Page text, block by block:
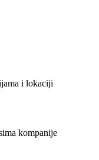
i lokaciji
kompanije